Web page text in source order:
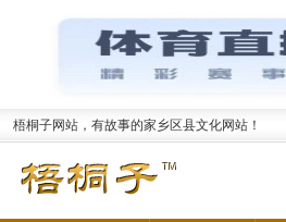
梧桐子网站，有故事的家乡区县文化网站！